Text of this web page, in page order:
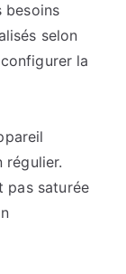
besoins
selon
la
régulier.
pas saturée